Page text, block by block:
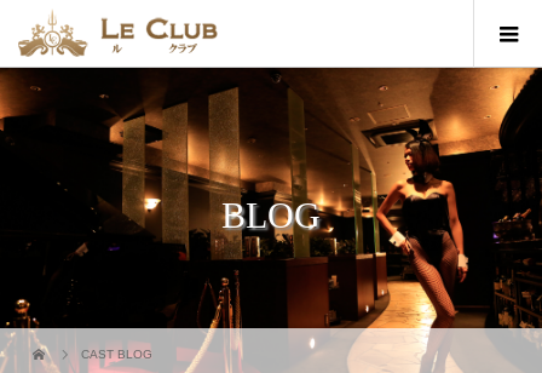
BLOG
CAST BLOG